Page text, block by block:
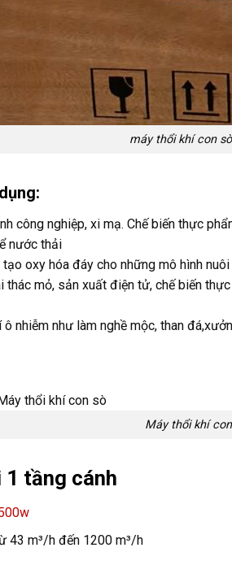
máy thổi khí con
công nghiệp, xi mạ. Chế biến thực
nước thải
oxy hóa đáy cho những mô hình
mỏ, sản xuất điện tử, chế biến
nhiễm như làm nghề mộc, than
Máy thổi khí
1 tầng cánh
43 m³/h đến 1200 m³/h